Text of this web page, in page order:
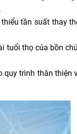
tần suất thay
tuổi thọ của bồn
trình thân thiện